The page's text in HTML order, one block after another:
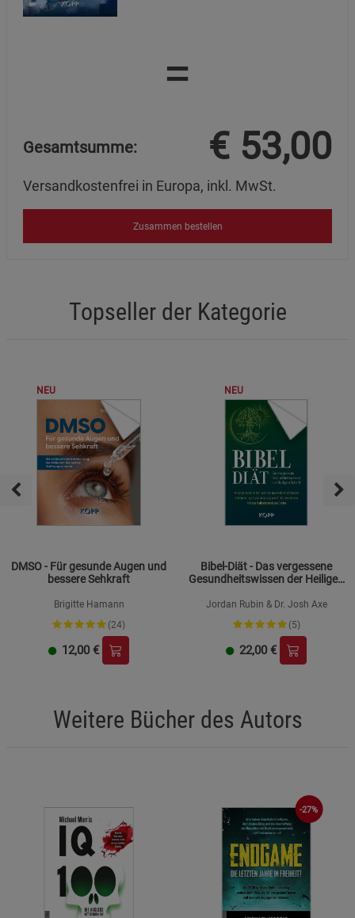
=
Gesamtsumme: € 53,00
Versandkostenfrei in Europa, inkl. MwSt.
Zusammen bestellen
Topseller der Kategorie
NEU
DMSO - Für gesunde Augen und
bessere Sehkraft
Brigitte Hamann
(24)
12,00 €
NEU
Bibel-Diät - Das vergessene
Gesundheitswissen der Heiligen
Jordan Rubin & Dr. Josh Axe
(5)
22,00 €
Weitere Bücher des Autors
-27%